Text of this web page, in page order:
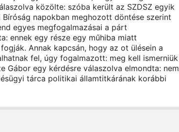
közölte: szóba került az SZDSZ egyik
napokban meghozott döntése szerint
egyes megfogalmazásai a párt
ennek egy része egy műhiba miatt
Annak kapcsán, hogy az ot ülésein a
fel, úgy fogalmazott: meg kell ismerniük
Gábor egy kérdésre válaszolva elmondta: nem
tárca politikai államtitkárának korábbi